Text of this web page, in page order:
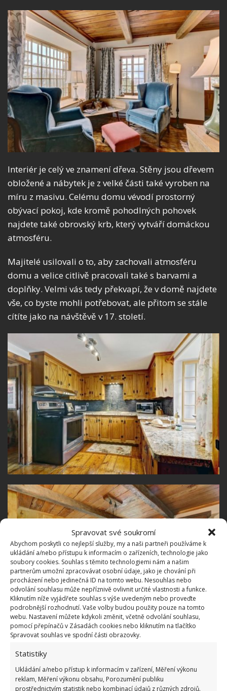
Spravovat své soukromí
Abychom poskytli co nejlepší služby, my a naši partneři používáme k
ukládání a/nebo přístupu k informacím o zařízeních, technologie jako
soubory cookies. Souhlas s těmito technologiemi nám a našim
partnerům umožní zpracovávat osobní údaje, jako je chování při
procházení nebo jedinečná ID na tomto webu. Nesouhlas nebo
odvolání souhlasu může nepříznivě ovlivnit určité vlastnosti a funkce.
Kliknutím níže vyjádřete souhlas s výše uvedeným nebo proveďte
podrobnější rozhodnutí. Vaše volby budou použity pouze na tomto
webu. Nastavení můžete kdykoli změnit, včetně odvolání souhlasu,
pomocí přepínačů v Zásadách cookies nebo kliknutím na tlačítko
Spravovat souhlas ve spodní části obrazovky.
Statistiky
Ukládání a/nebo přístup k informacím v zařízení, Měření výkonu
reklam, Měření výkonu obsahu, Porozumění publiku
prostřednictvím statistik nebo kombinací údajů z různých zdrojů.
Interiér je celý ve znamení dřeva. Stěny jsou dřevem
obložené a nábytek je z velké části také vyroben na
míru z masivu. Celému domu vévodí prostorný
obývací pokoj, kde kromě pohodlných pohovek
najdete také obrovský krb, který vytváří domáckou
atmosféru.
Majitelé usilovali o to, aby zachovali atmosféru
domu a velice citlivě pracovali také s barvami a
doplňky. Velmi vás tedy překvapí, že v domě najdete
vše, co byste mohli potřebovat, ale přitom se stále
cítíte jako na návštěvě v 17. století.
Dokonalé místo pro odpočinek
Pokoje jsou světlé a vzdušné a nabízí dokonalé
pohodlí. Mezi nejmodernější části patří kuchyň a